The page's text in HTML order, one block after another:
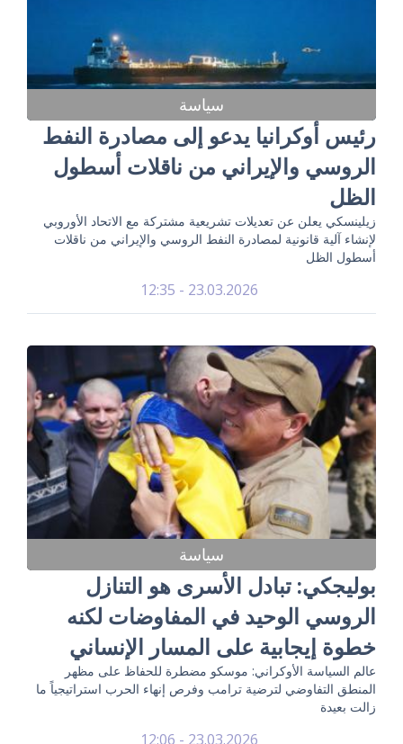
سياسة
رئيس أوكرانيا يدعو إلى مصادرة النفط
الروسي والإيراني من ناقلات أسطول
الظل
زيلينسكي يعلن عن تعديلات تشريعية مشتركة مع الاتحاد الأوروبي
لإنشاء آلية قانونية لمصادرة النفط الروسي والإيراني من ناقلات
أسطول الظل
23.03.2026 - 12:35
سياسة
بوليجكي: تبادل الأسرى هو التنازل
الروسي الوحيد في المفاوضات لكنه
خطوة إيجابية على المسار الإنساني
عالم السياسة الأوكراني: موسكو مضطرة للحفاظ على مظهر
المنطق التفاوضي لترضية ترامب وفرص إنهاء الحرب استراتيجياً ما
زالت بعيدة
23.03.2026 - 12:06